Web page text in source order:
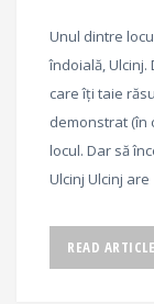
Unul dintre
îndoială,
care îți taie
demonstrat (în
locul. Dar să
Ulcinj Ulcinj
READ ARTICLE